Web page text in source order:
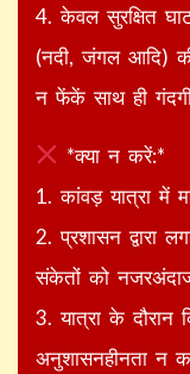
4. केवल सुरक्षित
(नदी, जंगल आदि)
न फेंकें साथ ही
*क्या न करें:*
1. कांवड़ यात्रा में
2. प्रशासन द्वारा
संकेतों को
3. यात्रा के दौरान
अनुशासनहीनता न